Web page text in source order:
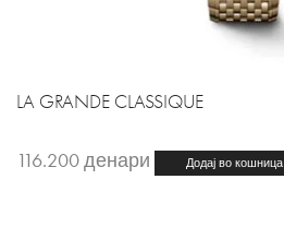
LA GRANDE CLASSIQUE
116.200денари Додај во кошница